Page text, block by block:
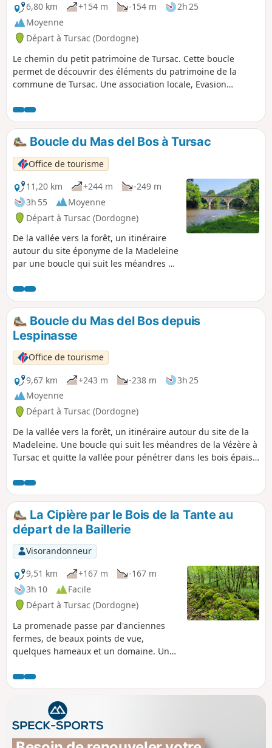
6,80 km
+154 m -154 m
2h 25
Moyenne
Départ à Tursac (Dordogne)
Le chemin du petit patrimoine de Tursac. Cette boucle
permet de découvrir des éléments du patrimoine de la
commune de Tursac. Une association locale, Evasion
cet itinéraire « un chemin du petit patrimoine ». Tout au
long du cheminement les balises portent le logo de
l’association. Nous citerons ici des éléments de lecture de ce
petit patrimoine.
Boucle du Mas del Bos à Tursac
Office de tourisme
11,20 km
+244 m
-249 m
3h 55
Moyenne
Départ à Tursac (Dordogne)
De la vallée vers la forêt, un itinéraire
autour du site éponyme de la Madeleine
par une boucle qui suit les méandres de
pour pénétrer dans les bois épais vers
les plateaux avant de revenir dans la
large plaine de la rivière.
Boucle du Mas del Bos depuis
Lespinasse
Office de tourisme
9,67 km
+243 m -238 m
3h 25
Moyenne
Départ à Tursac (Dordogne)
De la vallée vers la forêt, un itinéraire autour du site de la
Madeleine. Une boucle qui suit les méandres de la Vézère à
Tursac et quitte la vallée pour pénétrer dans les bois épais
rivière.
La Cipière par le Bois de la Tante au
départ de la Baillerie
Visorandonneur
9,51 km
+167 m
-167 m
3h 10
Facile
Départ à Tursac (Dordogne)
La promenade passe par d'anciennes
fermes, de beaux points de vue,
quelques hameaux et un domaine. Une
raccourcie de 2 km (voir les informations
pratiques)